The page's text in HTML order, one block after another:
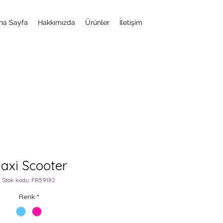
Sayfa Hakkımızda Ürünler İletişim
Scooter
Stok kodu: FR59182
Renk *